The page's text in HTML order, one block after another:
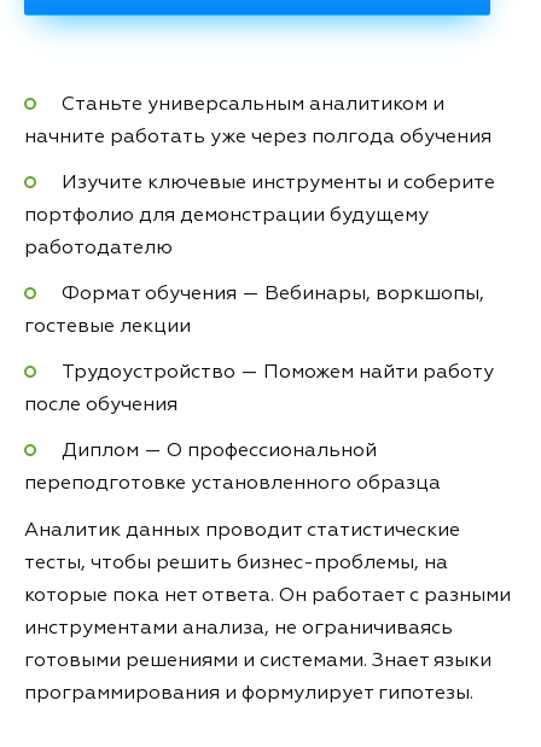
Станьте универсальным аналитиком и
начните работать уже через полгода обучения
Изучите ключевые инструменты и соберите
портфолио для демонстрации будущему
работодателю
Формат обучения — Вебинары, воркшопы,
гостевые лекции
Трудоустройство — Поможем найти работу
после обучения
Диплом — О профессиональной
переподготовке установленного образца
Аналитик данных проводит статистические
тесты, чтобы решить бизнес-проблемы, на
которые пока нет ответа. Он работает с разными
инструментами анализа, не ограничиваясь
готовыми решениями и системами. Знает языки
программирования и формулирует гипотезы.